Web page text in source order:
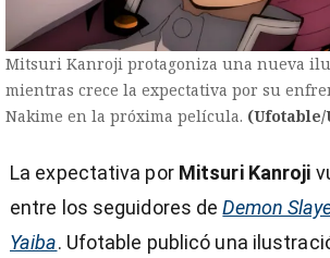
Mitsuri Kanroji protagoniza una nueva
mientras crece la expectativa por su
Nakime en la próxima película.
La expectativa por Mitsuri Kanroji
entre los seguidores deDemon
Yaiba. Ufotable publicó una